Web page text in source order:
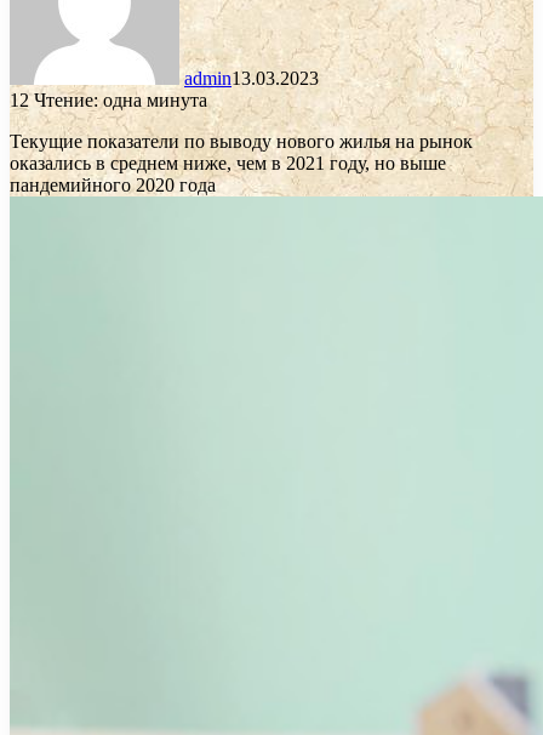
admin13.03.2023
12Чтение: одна минута
Текущие показатели по выводу нового жилья на рынок
оказались в среднем ниже, чем в 2021 году, но выше
пандемийного 2020 года